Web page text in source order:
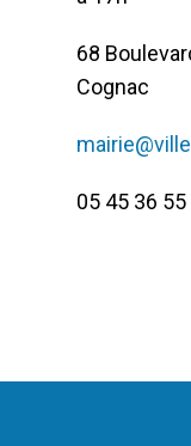
68
Cognac
05 45 36 55